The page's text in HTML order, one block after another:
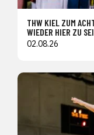
THW KIEL ZUM
WIEDER HIER ZU
02.08.26